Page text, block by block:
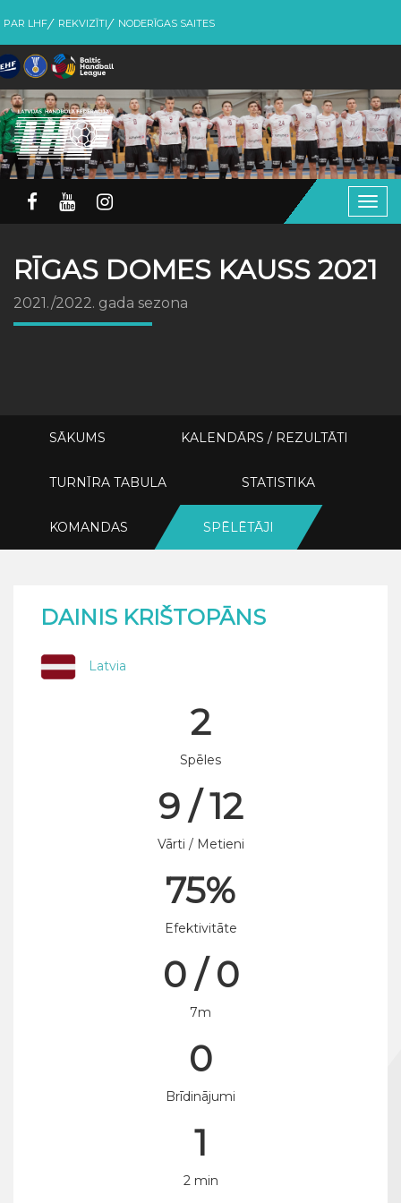
PAR LHF REKVIZĪTI NODERĪGAS SAITES
RĪGAS DOMES KAUSS 2021
2021./2022. gada sezona
SĀKUMS KALENDĀRS / REZULTĀTI
TURNĪRA TABULA STATISTIKA
KOMANDAS SPĒLĒTĀJI
DAINIS KRIŠTOPĀNS
Latvia
2
Spēles
9 / 12
Vārti / Metieni
75%
Efektivitāte
0 / 0
7m
0
Brīdinājumi
1
2 min